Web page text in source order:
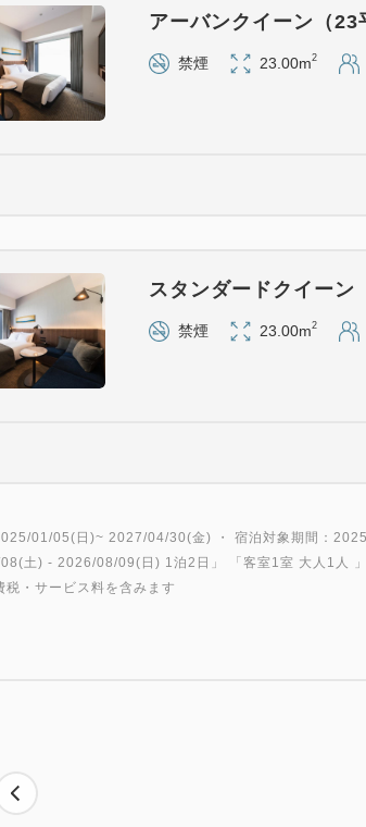
アーバンクイーン（23
禁煙 23.00m2
スタンダードクイーン
禁煙 23.00m2
01/05(日)~ 2027/04/30(金) ・ 宿泊対象期間：
土) - 2026/08/09(日) 1泊2日 」 「 客室1室 大人1人
・サービス料を含みます